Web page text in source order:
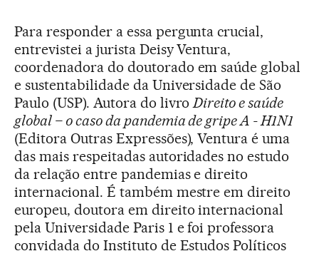
Para responder a essa pergunta crucial,
entrevistei a jurista Deisy Ventura,
coordenadora do doutorado em saúde global
e sustentabilidade da Universidade de São
Paulo (USP). Autora do livroDireito e saúde
global – o caso da pandemia de gripe A - H1N1
(Editora Outras Expressões), Ventura é uma
das mais respeitadas autoridades no estudo
da relação entre pandemias e direito
internacional. É também mestre em direito
europeu, doutora em direito internacional
pela Universidade Paris 1 e foi professora
convidada do Instituto de Estudos Políticos